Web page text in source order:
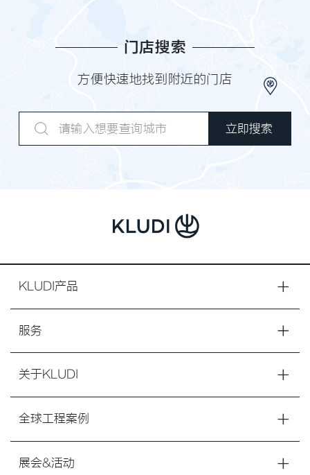
门店搜索
方便快速地找到附近的门店
KLUDI产品
服务
关于KLUDI
全球工程案例
展会&活动